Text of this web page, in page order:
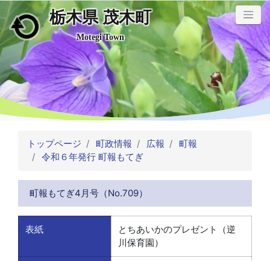
メインコンテンツにスキップ
栃木県 茂木町
Motegi Town
トップページ 町政情報 広報
町報
令和６年発行 町報もてぎ
町報もてぎ4月号（No.709）
表紙
とちあいかのプレゼント（逆
川保育園）